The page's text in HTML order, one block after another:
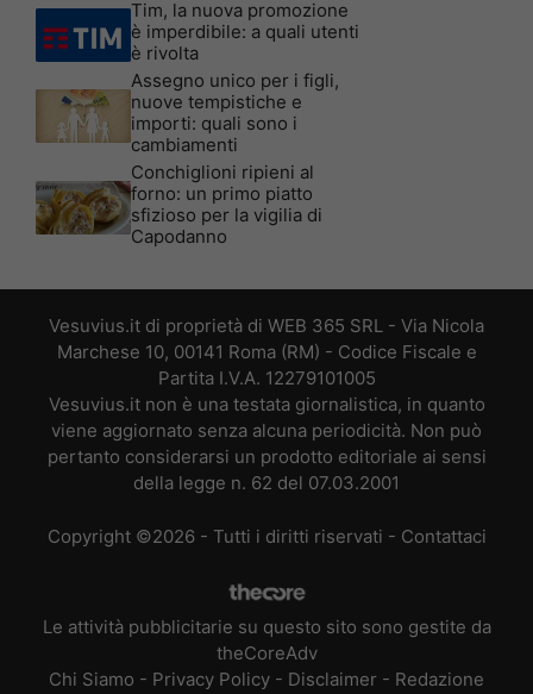
Tim, la nuova promozione
è imperdibile: a quali utenti
è rivolta
Assegno unico per i figli,
nuove tempistiche e
importi: quali sono i
cambiamenti
Conchiglioni ripieni al
forno: un primo piatto
sfizioso per la vigilia di
Capodanno
Vesuvius.it di proprietà di WEB 365 SRL - Via Nicola
Marchese 10, 00141 Roma (RM) - Codice Fiscale e
Partita I.V.A. 12279101005
Vesuvius.it non è una testata giornalistica, in quanto
viene aggiornato senza alcuna periodicità. Non può
pertanto considerarsi un prodotto editoriale ai sensi
della legge n. 62 del 07.03.2001
Copyright ©2026 - Tutti i diritti riservati - Contattaci
Le attività pubblicitarie su questo sito sono gestite da
theCoreAdv
Chi Siamo - Privacy Policy - Disclaimer - Redazione